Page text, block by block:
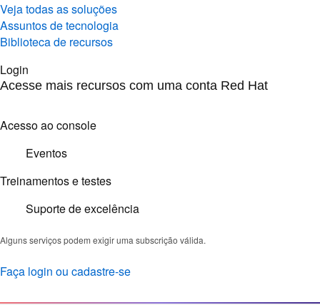
Veja todas as soluções
Assuntos de tecnologia
Biblioteca de recursos
Login
Acesse mais recursos com uma conta Red Hat
Acesso ao console
Eventos
Treinamentos e testes
Suporte de excelência
Alguns serviços podem exigir uma subscrição válida.
Faça login ou cadastre-se